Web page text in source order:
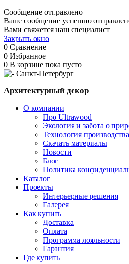
Сообщение отправлено
Ваше сообщение успешно
Вами свяжется наш специалист
Закрыть окно
0 Сравнение
0 Избранное
0 В корзине пока пусто
Архитектурный декор
О компании
Про Ultrawood
Экология и забота о
Технология производства
Скачать материалы
Новости
Блог
Политика
Каталог
Проекты
Интерьерные решения
Галерея
Как купить
Доставка
Оплата
Программа лояльности
Гарантия
Где купить